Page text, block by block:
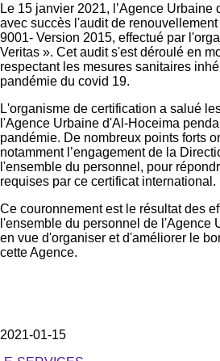
Le 15 janvier 2021, l’Agence
avec succès l'audit de
9001- Version 2015, effectué par
Veritas ». Cet audit s'est déroulé en
respectant les mesures sanitaires
pandémie du covid 19.
L'organisme de certification a salué
l'Agence Urbaine d'Al-Hoceima
pandémie. De nombreux points forts
notamment l’engagement de la
l'ensemble du personnel, pour
requises par ce certificat international.
Ce couronnement est le résultat des
l'ensemble du personnel de l'Agence
en vue d'organiser et d'améliorer le
cette Agence.
2021-01-15